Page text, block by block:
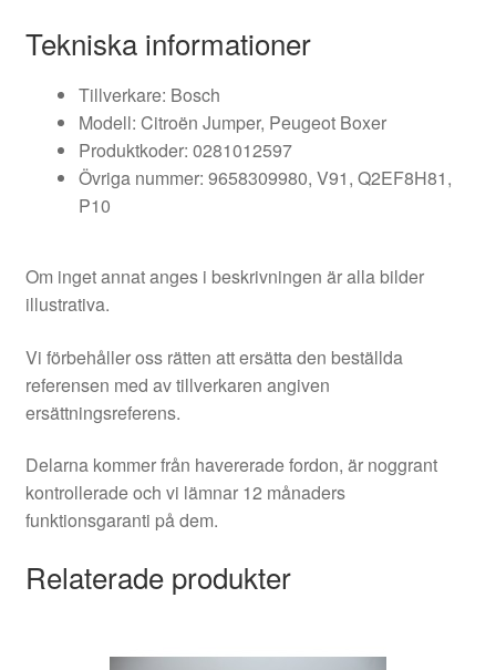
Tekniska informationer
Tillverkare: Bosch
Modell: Citroën Jumper, Peugeot Boxer
Produktkoder: 0281012597
Övriga nummer: 9658309980, V91, Q2EF8H81,
P10
Om inget annat anges i beskrivningen är alla bilder
illustrativa.
Vi förbehåller oss rätten att ersätta den beställda
referensen med av tillverkaren angiven
ersättningsreferens.
Delarna kommer från havererade fordon, är noggrant
kontrollerade och vi lämnar 12 månaders
funktionsgaranti på dem.
Relaterade produkter